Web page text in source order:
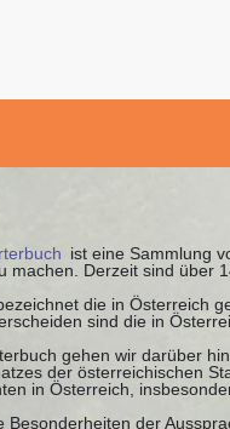
ist eine Sammlung
machen. Derzeit sind über
die in Österreich
sind die in
gehen wir darüber
der österreichischen
in Österreich,
Besonderheiten der